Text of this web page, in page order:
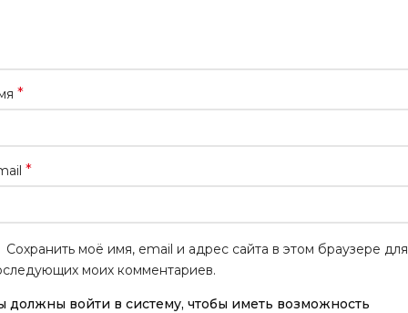
*
*
Сохранить моё имя, email и адрес сайта в этом браузере для
моих комментариев.
должны войти в систему, чтобы иметь возможность